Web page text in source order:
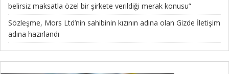
belirsiz maksatla özel bir şirkete verildiği merak konusu”
Sözleşme, Mors Ltd’nin sahibinin kızının adına olan Gizde İletişim
adına hazırlandı